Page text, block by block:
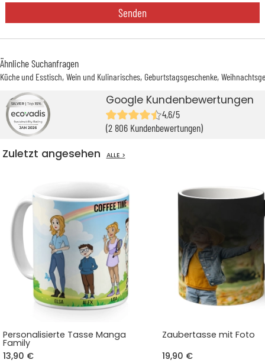
Senden
Ähnliche Suchanfragen
Küche und Esstisch Wein und Kulinarisches Geburtstagsgeschenke
Google Kundenbewertungen
4,6/5
(2 806 Kundenbewertungen)
Zuletzt angesehen ALLE >
Personalisierte Tasse Manga
Family
13,90 €
Zaubertasse mit Foto
19,90 €